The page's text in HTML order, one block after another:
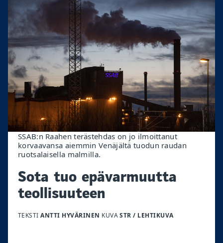
SSAB:n Raahen terästehdas on jo ilmoittanut
korvaavansa aiemmin Venäjältä tuodun raudan
ruotsalaisella malmilla.
Sota tuo epävarmuutta
teollisuuteen
TEKSTIANTTI HYVÄRINEN KUVASTR / LEHTIKUVA